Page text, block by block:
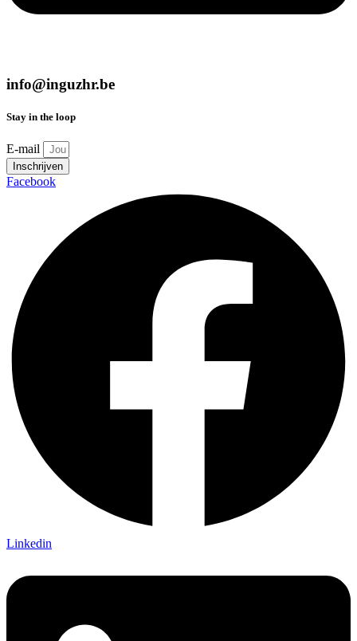
info@inguzhr.be
Stay in the loop
E-mail
Inschrijven
Facebook
Linkedin